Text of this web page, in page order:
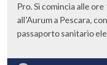
Pro. Si comincia alle
all’Aurum a Pescara,
passaporto sanitario